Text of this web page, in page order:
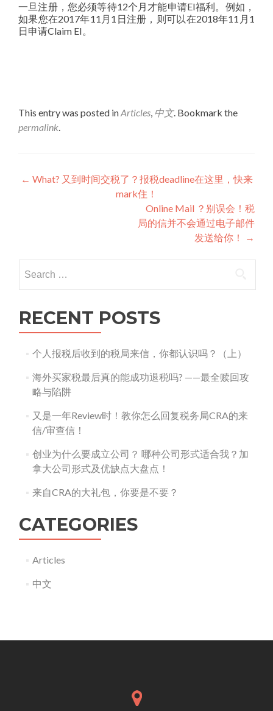
一旦注册，您必须等待12个月才能申请EI福利。例如，
如果您在2017年11月1日注册，则可以在2018年11月1
日申请Claim EI。
This entry was posted inArticles, 中文. Bookmark the
permalink.
Post
navigation
← What? 又到时间交税了？报税deadline在这里，快来
mark住！
Online Mail ？别误会！税
局的信并不会通过电子邮件
发送给你！
→
for:
RECENT POSTS
个人报税后收到的税局来信，你都认识吗？（上）
海外买家税最后真的能成功退税吗? ——最全赎回攻
略与陷阱
又是一年Review时！教你怎么回复税务局CRA的来
信/审查信！
创业为什么要成立公司？ 哪种公司形式适合我？加
拿大公司形式及优缺点大盘点！
来自CRA的大礼包，你要是不要？
CATEGORIES
Articles
中文